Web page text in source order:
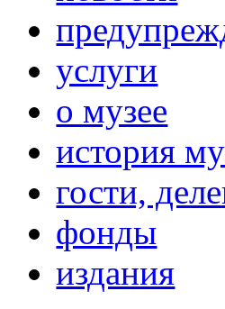
услуги
о музее
история
гости,
фонды
издания